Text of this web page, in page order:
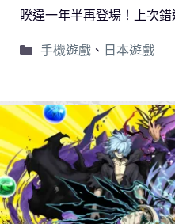
睽違一年半再登場！上次
手機遊戲、 日本遊戲